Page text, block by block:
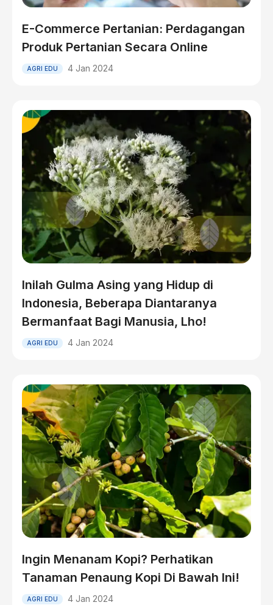
E-Commerce Pertanian: Perdagangan
Produk Pertanian Secara Online
AGRI EDU 4 Jan 2024
Inilah Gulma Asing yang Hidup di
Indonesia, Beberapa Diantaranya
Bermanfaat Bagi Manusia, Lho!
AGRI EDU 4 Jan 2024
Ingin Menanam Kopi? Perhatikan
Tanaman Penaung Kopi Di Bawah Ini!
AGRI EDU 4 Jan 2024